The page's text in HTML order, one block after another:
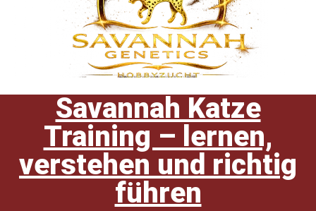
Savannah Katze
Training – lernen,
verstehen und richtig
führen